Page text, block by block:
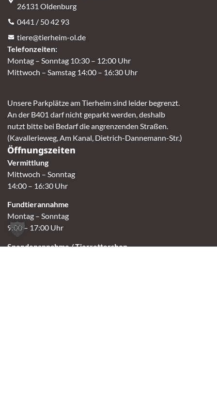
26131 Oldenburg
0441 / 50 42 93
tiere@tierheim-ol.de
Telefonzeiten:
Montag – Sonntag 10:30 – 12:00 Uhr
Mittwoch – Samstag 14:00 – 16:30 Uhr
Unsere Parkplätze am Tierheim sind leider begrenzt.
An der B401 darf nicht geparkt werden, deshalb
nutzt bitte bei Bedarf die angrenzenden Straßen.
(Kavallerieweg, Am Kanal, Dietrich-Dannemann-Str.)
Öffnungszeiten
Vermittlung
Mittwoch – Sonntag
14:00 – 16:30 Uhr
Fundtierannahme
Montag – Sonntag
9:00 – 17:00 Uhr
Spendenannahme / Tierrettershop